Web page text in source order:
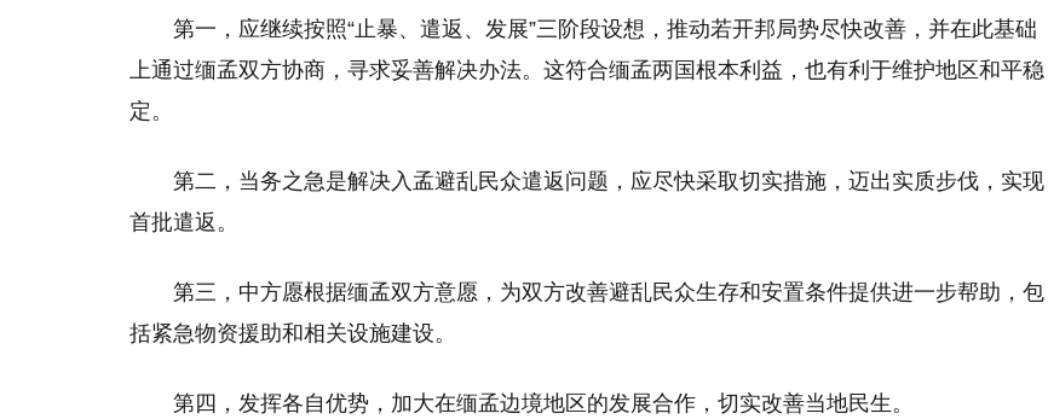
第一，应继续按照“止暴、遣返、发展”三阶段设想，推动若开邦局势尽快改善，并在此基础
上通过缅孟双方协商，寻求妥善解决办法。这符合缅孟两国根本利益，也有利于维护地区和平稳
定。
第二，当务之急是解决入孟避乱民众遣返问题，应尽快采取切实措施，迈出实质步伐，实现
首批遣返。
第三，中方愿根据缅孟双方意愿，为双方改善避乱民众生存和安置条件提供进一步帮助，包
括紧急物资援助和相关设施建设。
第四，发挥各自优势，加大在缅孟边境地区的发展合作，切实改善当地民生。